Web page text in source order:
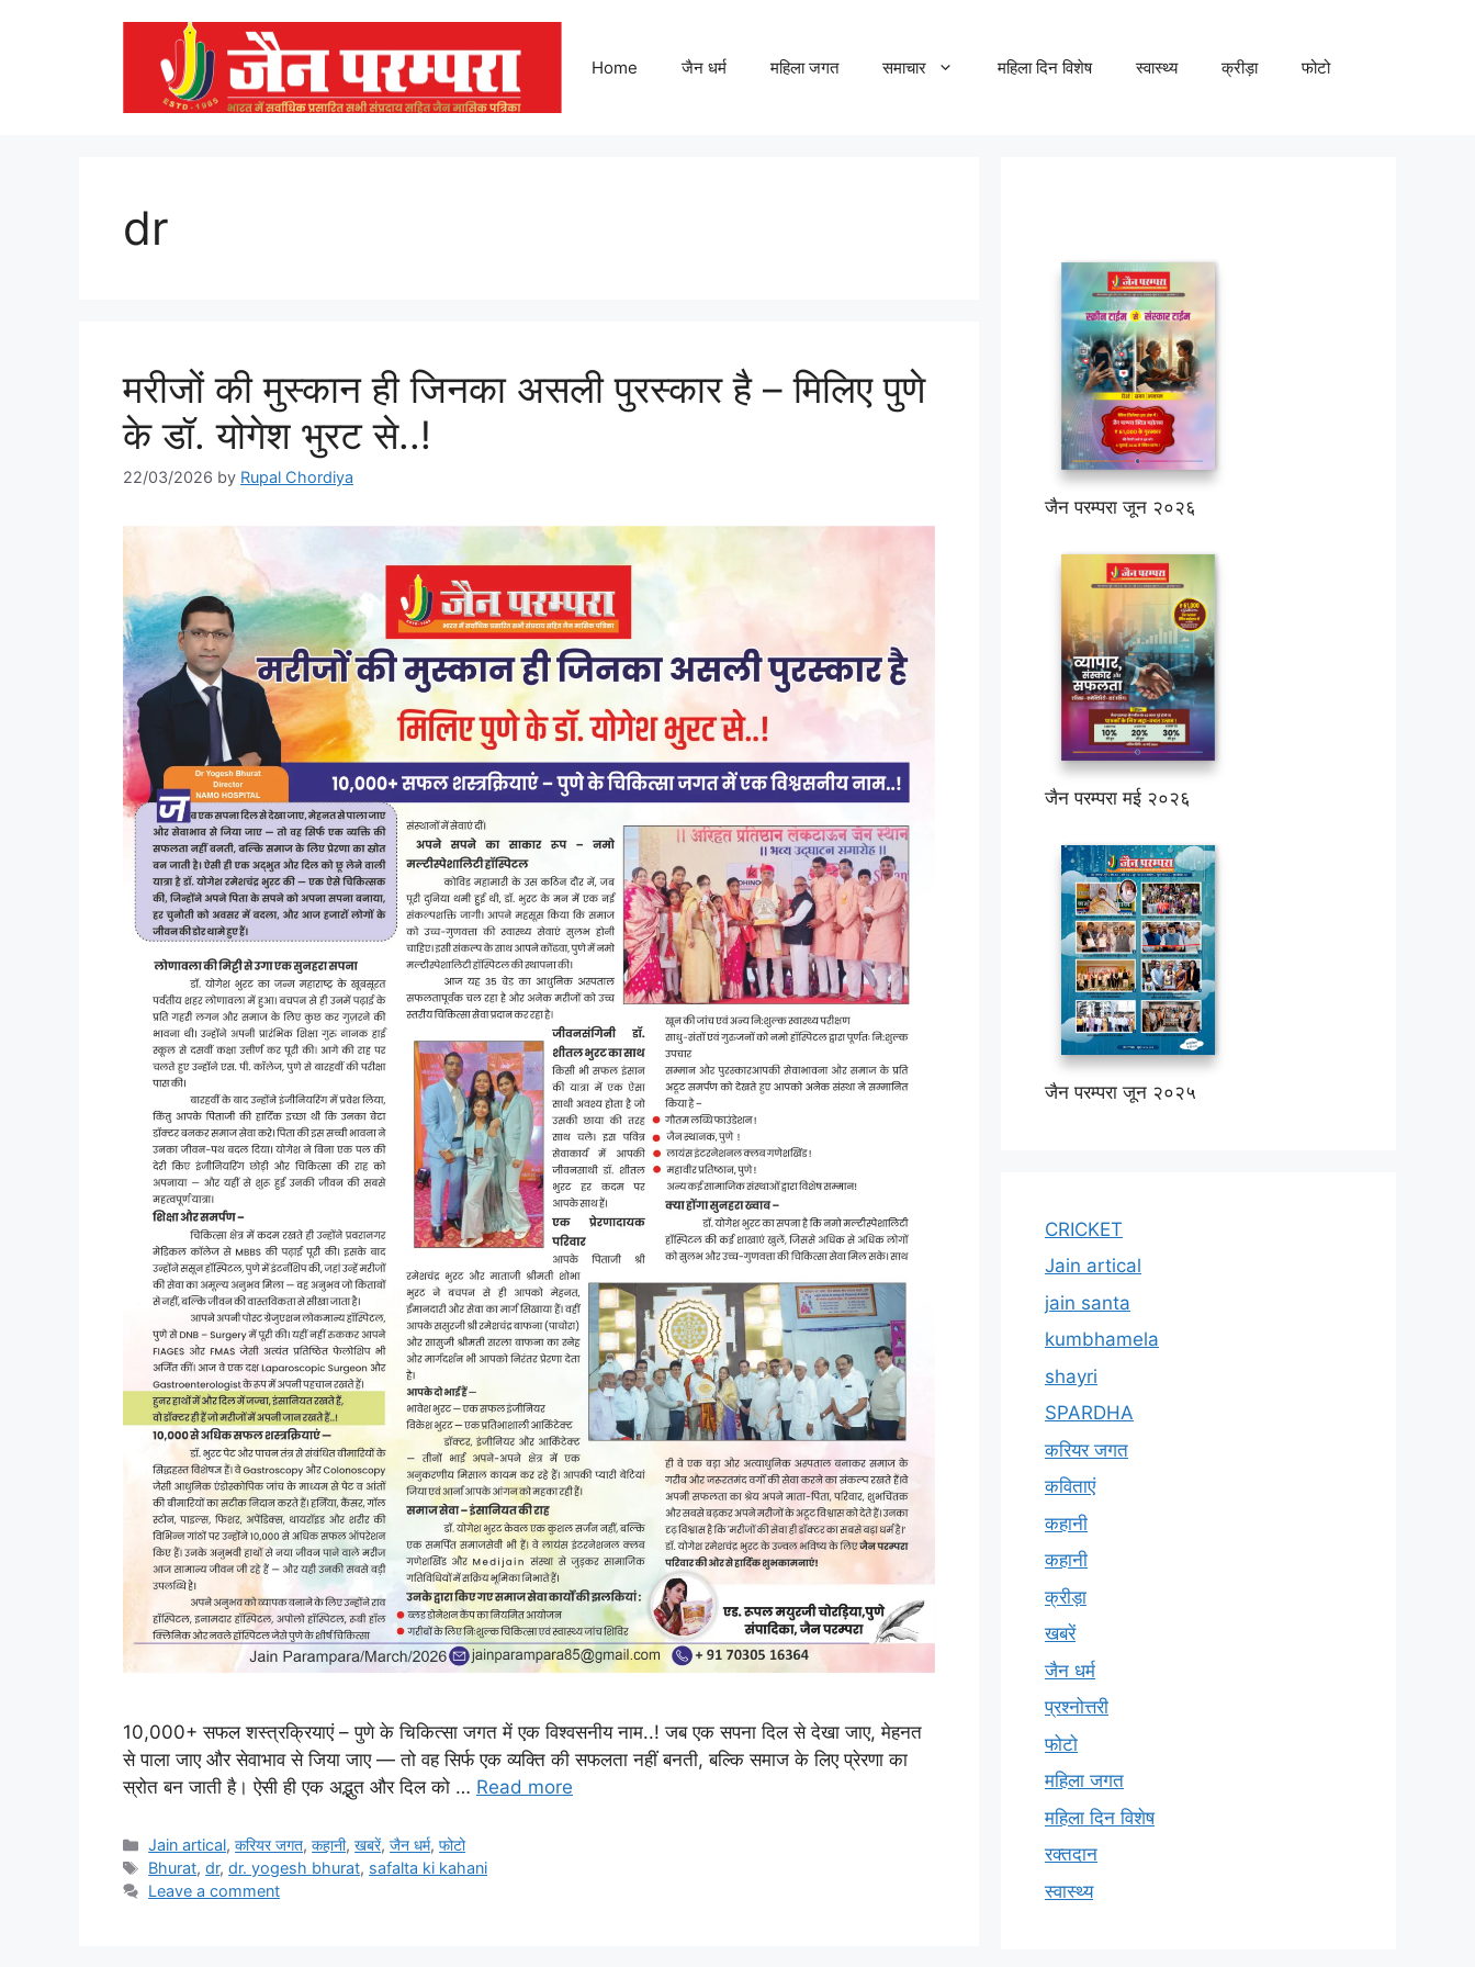
Home जैन धर्म महिला जगत समाचार महिला दिन विशेष स्वास्थ्य क्रीड़ा फोटो
dr
मरीजों की मुस्कान ही जिनका असली पुरस्कार है – मिलिए पुणे
के डॉ. योगेश भुरट से..!
22/03/2026 by Rupal Chordiya
10,000+ सफल शस्त्रक्रियाएं – पुणे के चिकित्सा जगत में एक विश्वसनीय नाम..! जब एक सपना दिल से देखा जाए, मेहनत
से पाला जाए और सेवाभाव से जिया जाए — तो वह सिर्फ एक व्यक्ति की सफलता नहीं बनती, बल्कि समाज के लिए प्रेरणा का
स्रोत बन जाती है। ऐसी ही एक अद्भुत और दिल को … Read more
Categories
Jain artical,करियर जगत,कहानी,खबरें,जैन धर्म,फोटो
Tags
Bhurat,dr,dr. yogesh bhurat, safalta ki kahani
Leave a comment
जैन परम्परा जून २०२६
जैन परम्परा मई २०२६
जैन परम्परा जून २०२५
CRICKET
Jain artical
jain santa
kumbhamela
shayri
SPARDHA
करियर जगत
कविताएं
कहानी
कहानी
क्रीड़ा
खबरें
जैन धर्म
प्रश्नोत्तरी
फोटो
महिला जगत
महिला दिन विशेष
रक्तदान
स्वास्थ्य